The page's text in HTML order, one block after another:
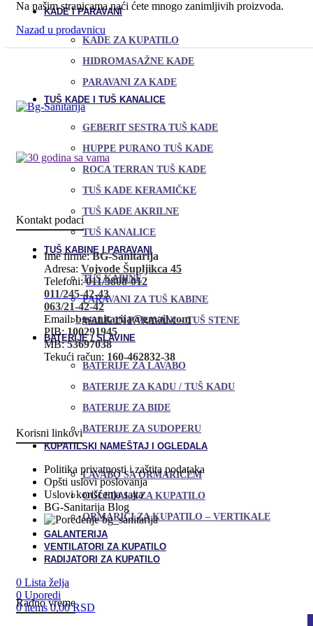
KADE I PARAVANI
KADE ZA KUPATILO
HIDROMASAŽNE KADE
PARAVANI ZA KADE
TUŠ KADE I TUŠ KANALICE
GEBERIT SESTRA TUŠ KADE
HUPPE PURANO TUŠ KADE
ROCA TERRAN TUŠ KADE
TUŠ KADE KERAMIČKE
TUŠ KADE AKRILNE
TUŠ KANALICE
TUŠ KABINE I PARAVANI
TUŠ KABINE
PARAVANI ZA TUŠ KABINE
WALK IN PARAVANI – TUŠ STENE
BATERIJE / SLAVINE
BATERIJE ZA LAVABO
BATERIJE ZA KADU / TUŠ KADU
BATERIJE ZA BIDE
BATERIJE ZA SUDOPERU
KUPATILSKI NAMEŠTAJ I OGLEDALA
LAVABO SA ORMARIĆEM
OGLEDALA ZA KUPATILO
ORMARIĆI ZA KUPATILO – VERTIKALE
GALANTERIJA
VENTILATORI ZA KUPATILO
RADIJATORI ZA KUPATILO
0 Lista želja
0 Uporedi
0items 0,00RSD
Na našim stranicama naći ćete mnogo zanimljivih proizvoda.
Nazad u prodavnicu
Kontakt podaci
Ime firme:BG-Sanitarija
Adresa: Vojvode Šupljikca 45
Telefoni:011/3808-012
011/245-42-43
063/21-42-42
Email:bgsanitarija@gmail.com
PIB:100291945
MB:53697038
Tekući račun: 160-462832-38
Korisni linkovi
Politika privatnosti i zaštita podataka
Opšti uslovi poslovanja
Uslovi korišćenja sajta
BG-Sanitarija Blog
bg_sanitarija
Radno vreme